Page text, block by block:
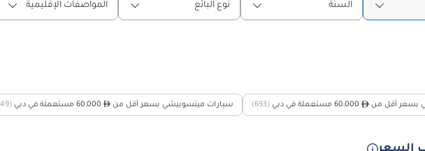
السنة نوع البائع المواصفات الإقليمية
بسعر أقل من 60,000 مستعملة في دبي (693) سيارات ميتسوبيشي بسعر أقل من